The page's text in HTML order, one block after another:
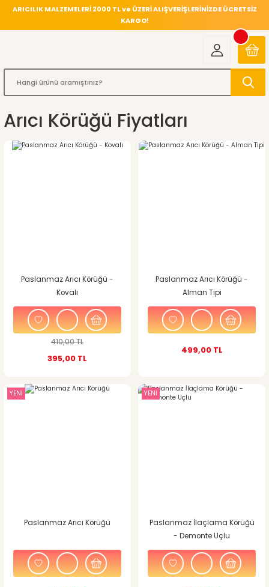
ARICILIK MALZEMELERİ 2000 TL ve ÜZERİ ALIŞVERİŞLERİNİZDE ÜCRETSİZ
KARGO!
Arıcı Körüğü Fiyatları
Paslanmaz Arıcı Körüğü -
Kovalı
410,00 TL
395,00 TL
Paslanmaz Arıcı Körüğü -
Alman Tipi
499,00 TL
YENİ
Paslanmaz Arıcı Körüğü
YENİ
Paslanmaz İlaçlama Körüğü
- Demonte Uçlu